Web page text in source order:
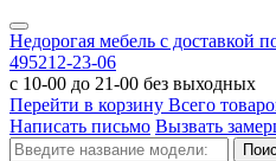
Недорогая мебель с доставкой
495212-23-06
с 10-00 до 21-00 без выходных
Перейти в корзину Всего
Написать письмо Вызвать